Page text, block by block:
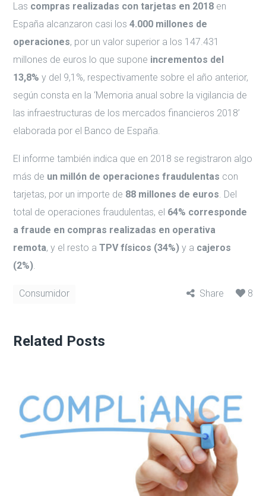
Las compras realizadas con tarjetas en 2018 en
España alcanzaron casi los4.000 millones de
operaciones, por un valor superior a los 147.431
millones de euros lo que supone incrementos del
13,8% y del 9,1%, respectivamente sobre el año anterior,
según consta en la ‘Memoria anual sobre la vigilancia de
las infraestructuras de los mercados financieros 2018’
elaborada por el Banco de España.
El informe también indica que en 2018 se registraron algo
más de un millón de operaciones fraudulentas con
tarjetas, por un importe de 88 millones de euros. Del
total de operaciones fraudulentas, el 64% corresponde
a fraude en compras realizadas en operativa
remota, y el resto aTPV físicos (34%) y a cajeros
(2%).
Consumidor Share 8
Related Posts